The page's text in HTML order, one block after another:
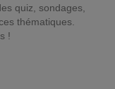
quiz, sondages,
thématiques.
!